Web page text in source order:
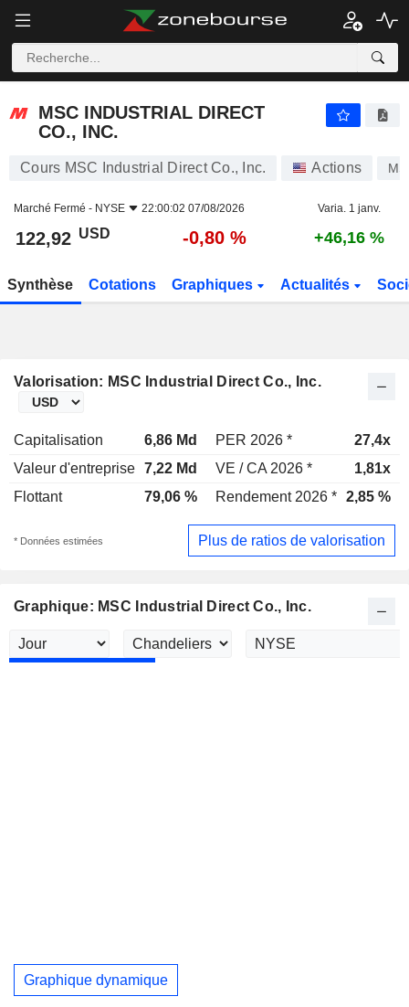
MSC INDUSTRIAL DIRECT
CO., INC.
Cours MSC Industrial Direct Co., Inc. Actions
Marché Fermé - NYSE 22:00:02 07/08/2026 Varia. 1 janv.
122,92 USD -0,80 % +46,16 %
Synthèse Cotations Graphiques Actualités
Valorisation: MSC Industrial Direct Co., Inc.
Capitalisation 6,86 Md PER 2026 *
27,4x
Valeur d'entreprise 7,22 Md VE / CA 2026 *
1,81x
Flottant
79,06 % Rendement 2026 * 2,85 %
* Données estimées Plus de ratios de valorisation
Graphique: MSC Industrial Direct Co., Inc.
Graphique dynamique